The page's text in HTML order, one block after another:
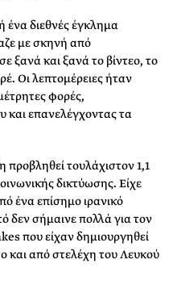
ένα διεθνές έγκλημα
με σκηνή από
ξανά και ξανά το βίντεο, το
Οι λεπτομέρειες ήταν
φορές,
και επανελέγχοντας τα
προβληθεί τουλάχιστον 1,1
δικτύωσης. Είχε
ένα επίσημο ιρανικό
δεν σήμαινε πολλά για τον
που είχαν δημιουργηθεί
και από στελέχη του Λευκού